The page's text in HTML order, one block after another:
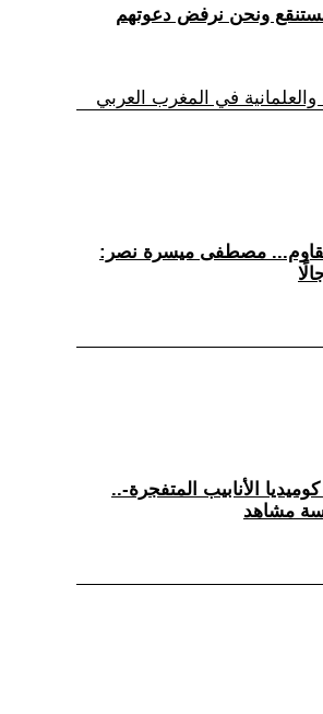
ونحن نرفض دعوتهم
والعلمانية في المغرب العربي
مصطفى ميسرة نصر:
كوميديا الأنابيب المتفجرة-..
مشاهد